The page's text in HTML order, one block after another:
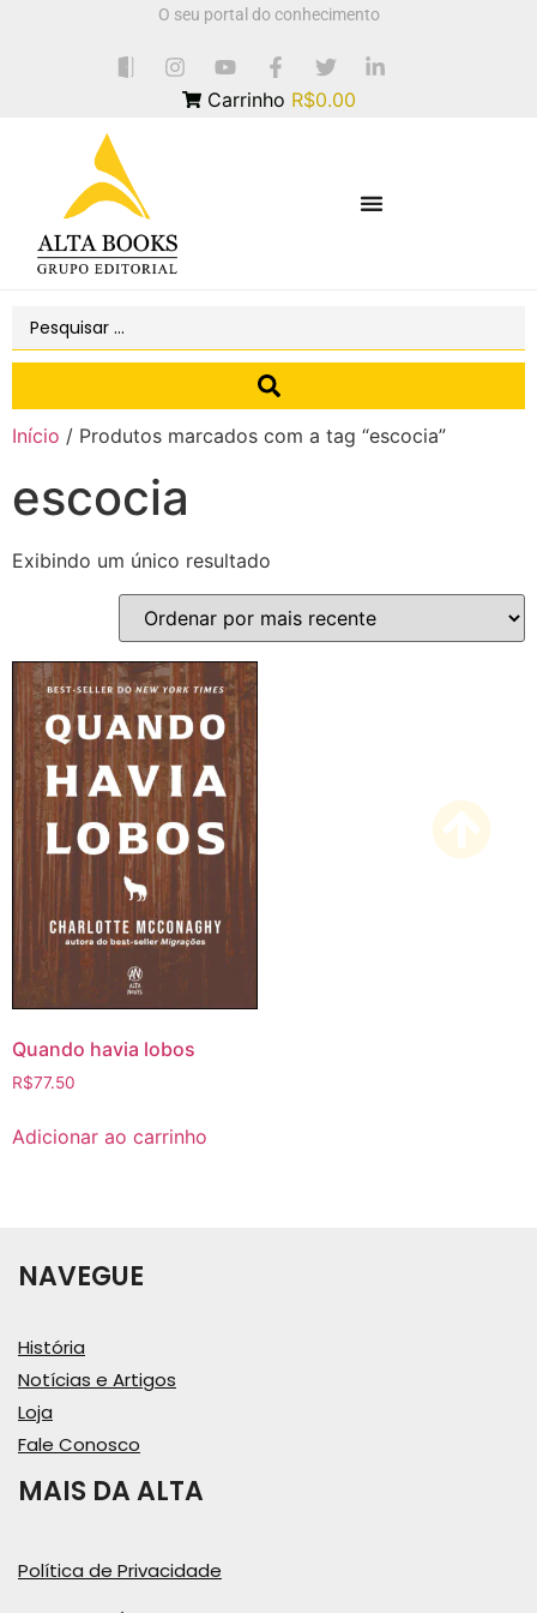
O seu portal do conhecimento
Carrinho R$0.00
Início / Produtos marcados com a tag “escocia”
escocia
Exibindo um único resultado
Quando havia lobos
R$77.50
Adicionar ao carrinho
NAVEGUE
História
Notícias e Artigos
Loja
Fale Conosco
MAIS DA ALTA
Política de Privacidade